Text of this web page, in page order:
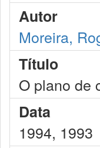
Autor
Moreira,
Título
O plano de
Data
1994, 1993